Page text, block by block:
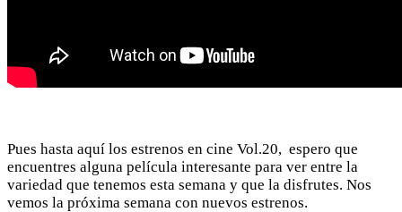
Pues hasta aquí los estrenos en cine Vol.20, espero que
encuentres alguna película interesante para ver entre la
variedad que tenemos esta semana y que la disfrutes. Nos
vemos la próxima semana con nuevos estrenos.